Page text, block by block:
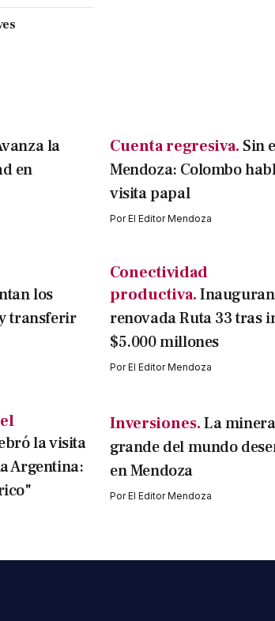
la
en
Cuenta regresiva. Sin
Mendoza: Colombo
visita papal
PorEl Editor Mendoza
los
transferir
Conectividad
productiva.
renovada Ruta 33 tras
$5.000 millones
PorEl Editor Mendoza
la visita
Argentina:
Inversiones.La
grande del mundo
en Mendoza
PorEl Editor Mendoza